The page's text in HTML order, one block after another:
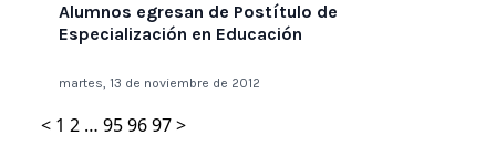
Alumnos egresan de Postítulo de
Especialización en Educación
martes, 13 de noviembre de 2012
< 1 2 … 959697>